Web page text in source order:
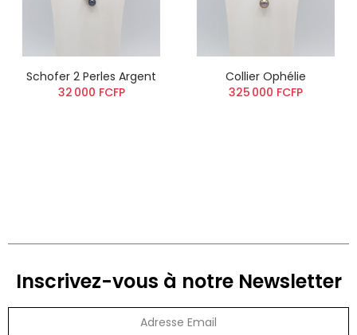
Schofer 2 Perles Argent
32 000 FCFP
Collier Ophélie
325 000 FCFP
Inscrivez-vous à notre Newsletter